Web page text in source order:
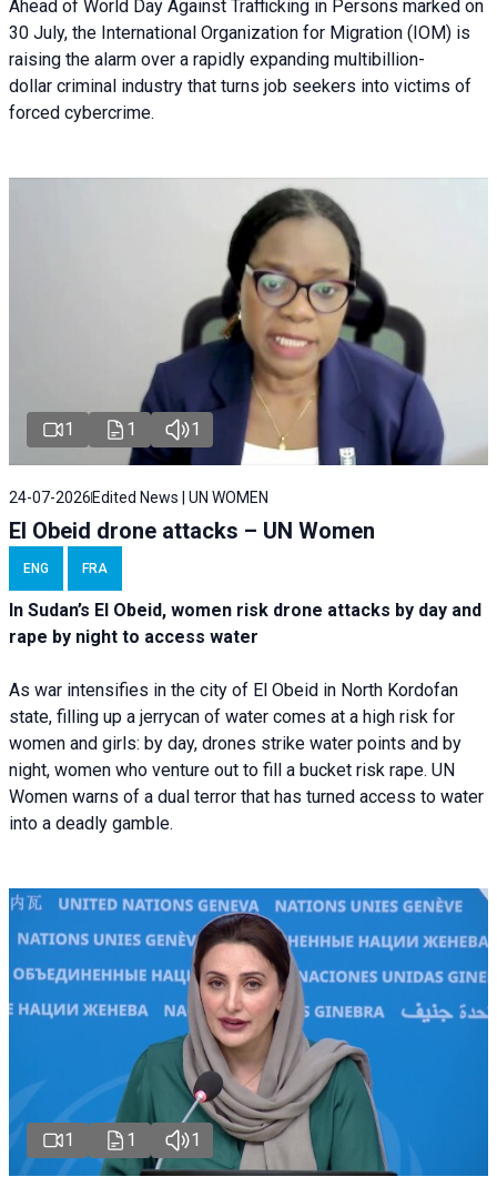
Ahead of World Day Against Trafficking in Persons marked on
30 July, the International Organization for Migration (IOM) is
raising the alarm over a rapidly expanding multibillion-
dollar criminal industry that turns job seekers into victims of
forced cybercrime.
1 1 1
24-07-2026 Edited News | UN WOMEN
El Obeid drone attacks – UN Women
ENG FRA
In Sudan’s El Obeid, women risk drone attacks by day and
rape by night to access water
As war intensifies in the city of El Obeid in North Kordofan
state, filling up a jerrycan of water comes at a high risk for
women and girls: by day, drones strike water points and by
night, women who venture out to fill a bucket risk rape. UN
Women warns of a dual terror that has turned access to water
into a deadly gamble.
1 1 1